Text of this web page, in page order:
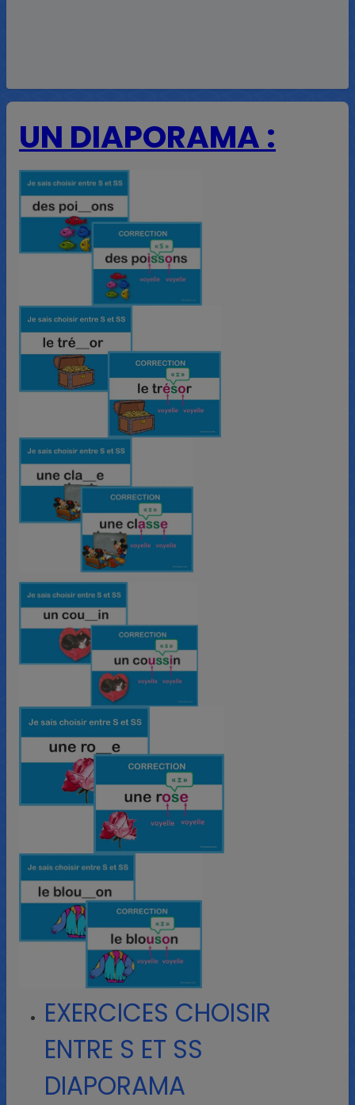
UN DIAPORAMA :
EXERCICES CHOISIR
ENTRE S ET SS
DIAPORAMA